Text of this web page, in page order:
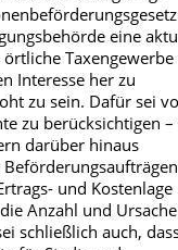
eine
Interesse her zu
zu sein. Dafür sei
zu berücksichtigen
darüber hinaus
und
Anzahl und
schließlich auch,